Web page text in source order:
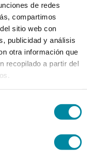
de redes
compartimos
sitio web con
publicidad y análisis
otra información que
recopilado a partir del